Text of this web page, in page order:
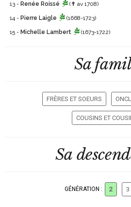
13 - Renée Roissé (✝ av 1708)
14 - Pierre Laigle (1668-1723)
15 - Michelle Lambert (1673-1722)
Sa
FRÈRES ET SOEURS
COUSINS ET
Sa
GÉNÉRATION : 2 3